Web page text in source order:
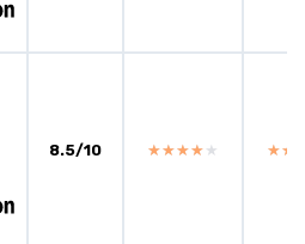
8.5/10 ★★★★★
★★★★★